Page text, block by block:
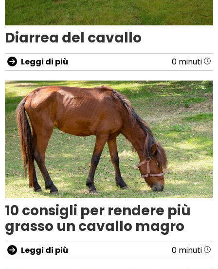
Diarrea del cavallo
Leggi di più 0 minuti
10 consigli per rendere più
grasso un cavallo magro
Leggi di più 0 minuti